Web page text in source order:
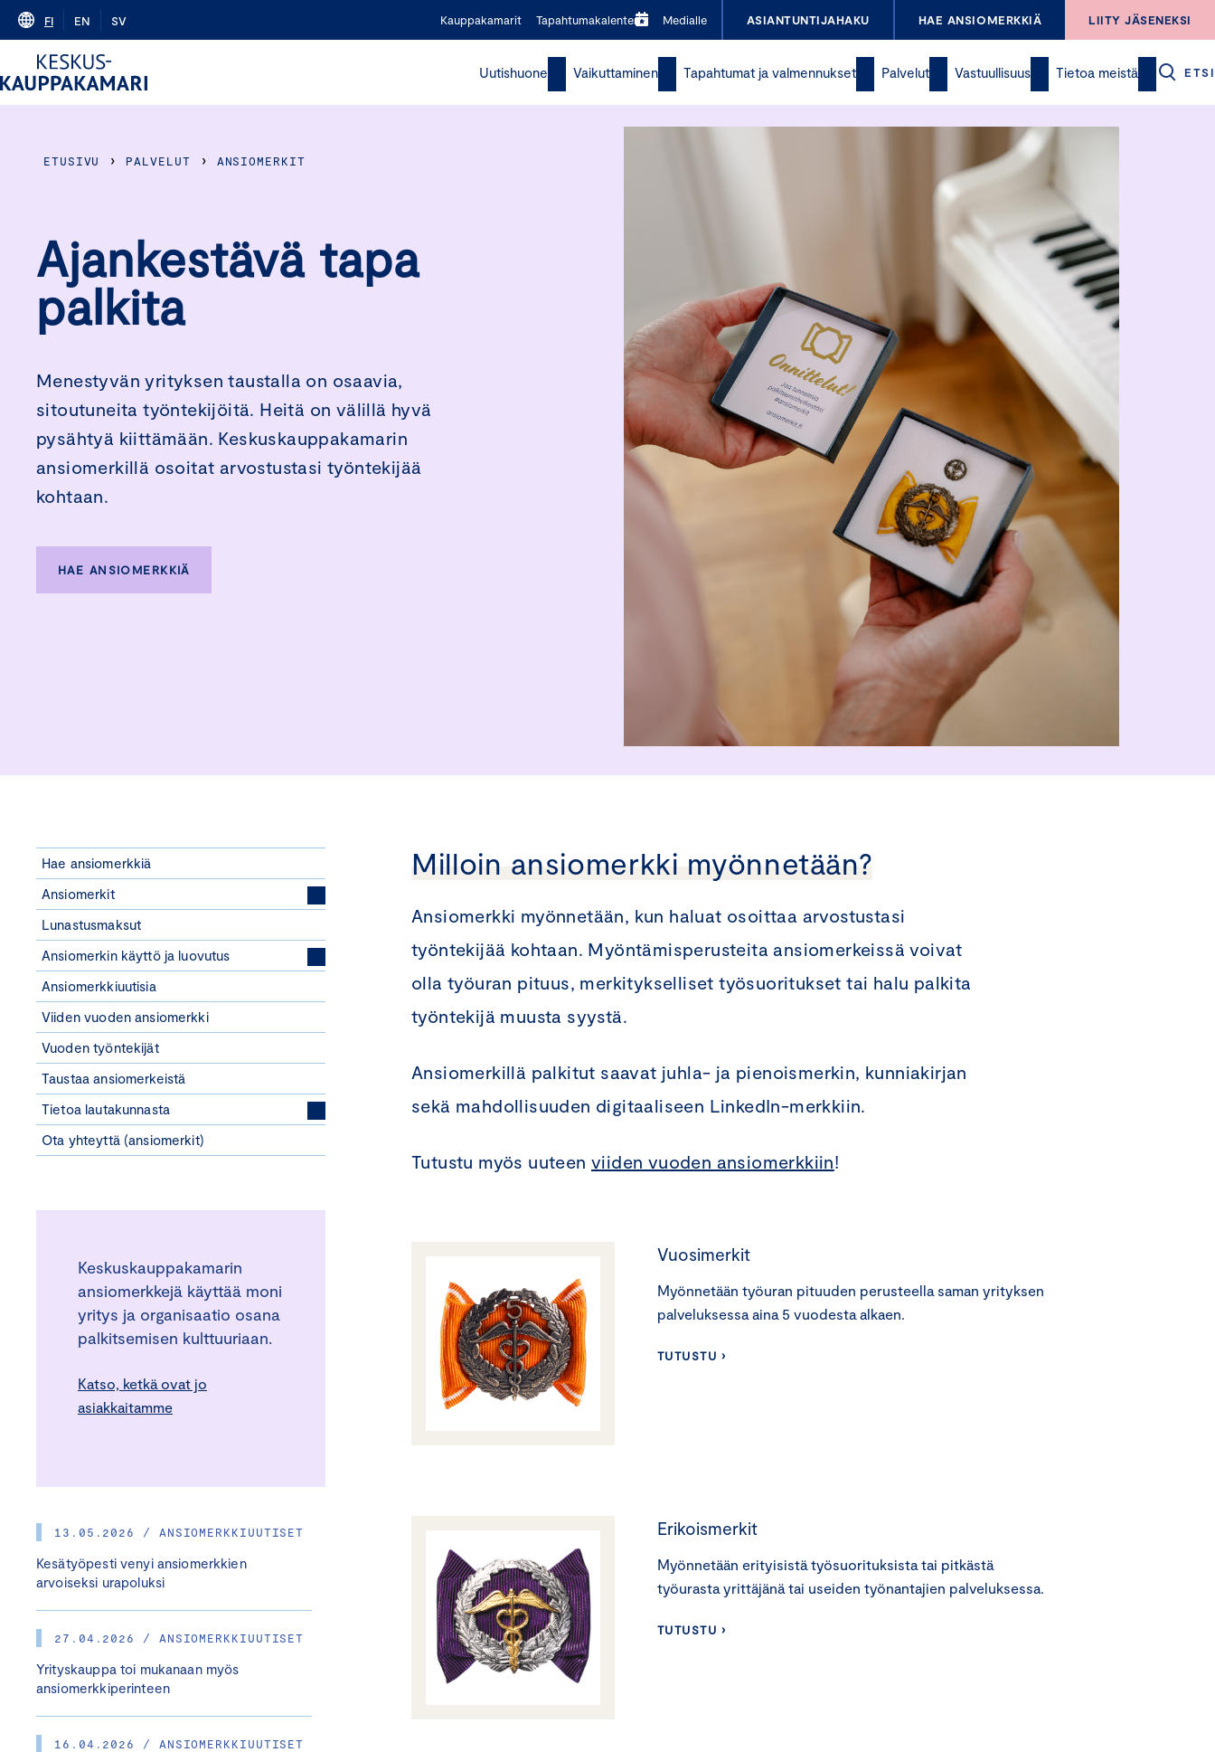
Skip
content
FI EN SV Kauppakamarit Tapahtumakalenteri Medialle ASIANTUNTIJAHAKU HAE ANSIOMERKKIÄ LIITY JÄSENEKSI
Uutishuone Vaikuttaminen Tapahtumat ja valmennukset Palvelut Vastuullisuus Tietoa meistä ETSI
ETUSIVU › PALVELUT › ANSIOMERKIT
Ajankestävä tapa
palkita
Menestyvän yrityksen taustalla on osaavia,
sitoutuneita työntekijöitä. Heitä on välillä hyvä
pysähtyä kiittämään. Keskuskauppakamarin
ansiomerkillä osoitat arvostustasi työntekijää
kohtaan.
HAE ANSIOMERKKIÄ
Hae ansiomerkkiä
Ansiomerkit
Lunastusmaksut
Ansiomerkin käyttö ja luovutus
Ansiomerkkiuutisia
Viiden vuoden ansiomerkki
Vuoden työntekijät
Taustaa ansiomerkeistä
Tietoa lautakunnasta
Ota yhteyttä (ansiomerkit)
Keskuskauppakamarin
ansiomerkkejä käyttää moni
yritys ja organisaatio osana
palkitsemisen kulttuuriaan.
Katso, ketkä ovat jo
asiakkaitamme
13.05.2026 / ANSIOMERKKIUUTISET
Kesätyöpesti venyi ansiomerkkien
arvoiseksi urapoluksi
27.04.2026 / ANSIOMERKKIUUTISET
Yrityskauppa toi mukanaan myös
ansiomerkkiperinteen
16.04.2026 / ANSIOMERKKIUUTISET
Milloin ansiomerkki myönnetään?
Ansiomerkki myönnetään, kun haluat osoittaa arvostustasi
työntekijää kohtaan. Myöntämisperusteita ansiomerkeissä voivat
olla työuran pituus, merkitykselliset työsuoritukset tai halu palkita
työntekijä muusta syystä.
Ansiomerkillä palkitut saavat juhla- ja pienoismerkin, kunniakirjan
sekä mahdollisuuden digitaaliseen LinkedIn-merkkiin.
Tutustu myös uuteen viiden vuoden ansiomerkkiin!
Vuosimerkit
Myönnetään työuran pituuden perusteella saman yrityksen
palveluksessa aina 5 vuodesta alkaen.
TUTUSTU ›
Erikoismerkit
Myönnetään erityisistä työsuorituksista tai pitkästä
työurasta yrittäjänä tai useiden työnantajien palveluksessa.
TUTUSTU ›